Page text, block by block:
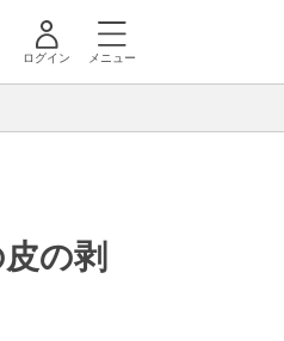
ログイン メニュー
の剥